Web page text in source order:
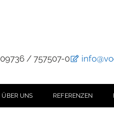
09736 / 757507-0
ÜBER UNS REFERENZEN